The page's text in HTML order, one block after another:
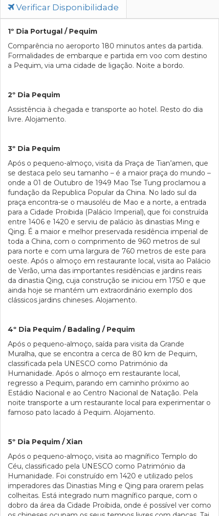
Verificar Disponibilidade
1º Dia Portugal / Pequim
Comparência no aeroporto 180 minutos antes da partida.
Formalidades de embarque e partida em voo com destino
a Pequim, via uma cidade de ligação. Noite a bordo.
2º Dia Pequim
Assistência à chegada e transporte ao hotel. Resto do dia
livre. Alojamento.
3º Dia Pequim
Após o pequeno-almoço, visita da Praça de Tian’amen, que
se destaca pelo seu tamanho – é a maior praça do mundo –
onde a 01 de Outubro de 1949 Mao Tse Tung proclamou a
fundação da Republica Popular da China. No lado sul da
praça encontra-se o mausoléu de Mao e a norte, a entrada
para a Cidade Proibida (Palácio Imperial), que foi construída
entre 1406 e 1420 e serviu de palácio às dinastias Ming e
Qing. É a maior e melhor preservada residência imperial de
toda a China, com o comprimento de 960 metros de sul
para norte e com uma largura de 760 metros de este para
oeste. Após o almoço em restaurante local, visita ao Palácio
de Verão, uma das importantes residências e jardins reais
da dinastia Qing, cuja construção se iniciou em 1750 e que
ainda hoje se mantém um extraordinário exemplo dos
clássicos jardins chineses. Alojamento.
4º Dia Pequim / Badaling / Pequim
Após o pequeno-almoço, saída para visita da Grande
Muralha, que se encontra a cerca de 80 km de Pequim,
classificada pela UNESCO como Património da
Humanidade. Após o almoço em restaurante local,
regresso a Pequim, parando em caminho próximo ao
Estádio Nacional e ao Centro Nacional de Natação. Pela
noite transporte a um restaurante local para experimentar o
famoso pato lacado á Pequim. Alojamento.
5º Dia Pequim / Xian
Após o pequeno-almoço, visita ao magnífico Templo do
Céu, classificado pela UNESCO como Património da
Humanidade. Foi construído em 1420 e utilizado pelos
imperadores das Dinastias Ming e Qing para orarem pelas
colheitas. Está integrado num magnífico parque, com o
dobro da área da Cidade Proibida, onde é possível ver como